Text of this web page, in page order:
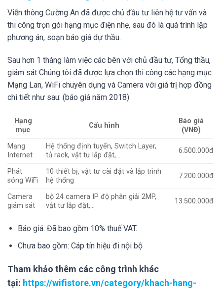
Viễn thông Cường An đã được chủ đầu tư liên hệ tư vấn và
thi công trọn gói hạng mục điện nhẹ, sau đó là quá trình lập
phương án, soạn báo giá dự thầu.
Sau hơn 1 tháng làm việc các bên với chủ đầu tư, Tổng thầu,
giám sát Chúng tôi đã được lựa chọn thi công các hạng mục
Mạng Lan, WiFi chuyên dụng và Camera với giá trị hợp đồng
chi tiết như sau: (báo giá năm 2018)
Hạng
mục
Cấu hình
Báo giá
(VNĐ)
Mạng
Internet
Hệ thống định tuyến, Switch Layer,
tủ rack, vật tư lắp đặt,…
6.500.000đ
Phát
sóng WiFi
10 thiết bị, vật tư cài đặt và lập trình
hệ thống
7.200.000đ
Camera
giám sát
bộ 24 camera IP độ phân giải 2MP,
vật tư lắp đặt,…
13.500.000đ
Báo giá: Đã bao gồm 10% thuế VAT.
Chưa bao gồm: Cáp tín hiệu đi nội bộ
Tham khảo thêm các công trình khác
tại: https://wifistore.vn/category/khach-hang-